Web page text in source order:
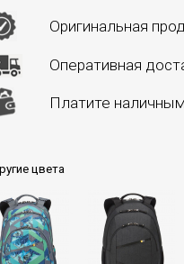
Оригинальная
Оперативная
Платите
цвета